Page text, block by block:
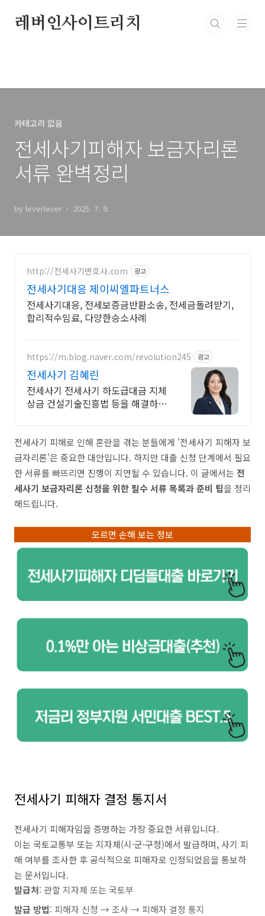
레버인사이트리치
카테고리 없음
전세사기피해자 보금자리론
서류 완벽정리
by leverlever 2025. 7. 9.
http://전세사기변호사.com 광고
전세사기대응 제이씨엘파트너스
전세사기대응, 전세보증금반환소송, 전세금돌려받기,
합리적수임료, 다양한승소사례
https://m.blog.naver.com/revolution245 광고
전세사기 김혜린
전세사기 전세사기 하도급대금 지체
상금 건설기술진흥법 등을 해결하는
전세사기 피해로 인해 혼란을 겪는 분들에게 '전세사기 피해자 보
금자리론'은 중요한 대안입니다. 하지만 대출 신청 단계에서 필요
한 서류를 빠뜨리면 진행이 지연될 수 있습니다. 이 글에서는 전
세사기 보금자리론 신청을 위한 필수 서류 목록과 준비 팁을 정리
해드립니다.
모르면 손해 보는 정보
전세사기 피해자 결정 통지서
전세사기 피해자임을 증명하는 가장 중요한 서류입니다.
이는 국토교통부 또는 지자체(시·군·구청)에서 발급하며, 사기 피
해 여부를 조사한 후 공식적으로 피해자로 인정되었음을 통보하
는 문서입니다.
발급처: 관할 지자체 또는 국토부
발급 방법: 피해자 신청 → 조사 → 피해자 결정 통지